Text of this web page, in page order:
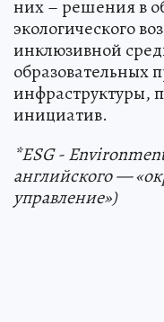
них – решения в
экологического
инклюзивной
образовательных
инфраструктуры,
инициатив.
*ESG -
английского —
управление»)